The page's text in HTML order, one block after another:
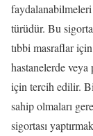
türüdür. Bu
tıbbi masraflar
hastanelerde
için tercih edilir.
sahip olmaları
sigortası